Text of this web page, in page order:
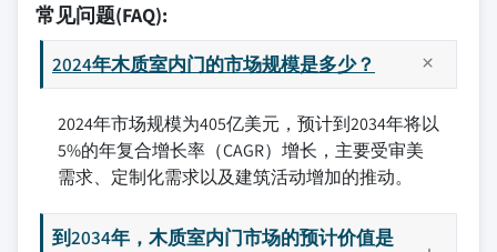
常见问题(FAQ):
2024年木质室内门的市场规模是多少？
2024年市场规模为405亿美元，预计到2034年将以
5%的年复合增长率（CAGR）增长，主要受审美
需求、定制化需求以及建筑活动增加的推动。
到2034年，木质室内门市场的预计价值是